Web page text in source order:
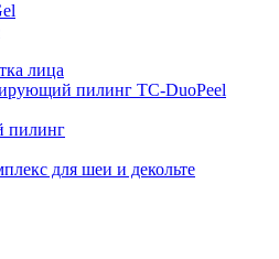
лица
пилинг TC-DuoPeel
пилинг
для шеи и декольте